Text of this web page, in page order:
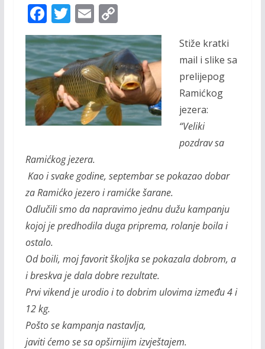
F
ac
e
b
o
o
k
T
w
itt
er
E
m
ai
l
C
o
p
y
Li
n
k
Stiže kratki
mail i slike sa
prelijepog
Ramićkog
jezera:
“Veliki
pozdrav sa
Ramićkog jezera.
Kao i svake godine, septembar se pokazao dobar
za Ramićko jezero i ramićke šarane.
Odlučili smo da napravimo jednu dužu kampanju
kojoj je predhodila duga priprema, rolanje boila i
ostalo.
Od boili, moj favorit školjka se pokazala dobrom, a
i breskva je dala dobre rezultate.
Prvi vikend je urodio i to dobrim ulovima između 4 i
12 kg.
Pošto se kampanja nastavlja,
javiti ćemo se sa opširnijim izvještajem.